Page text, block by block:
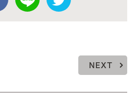
NEXT